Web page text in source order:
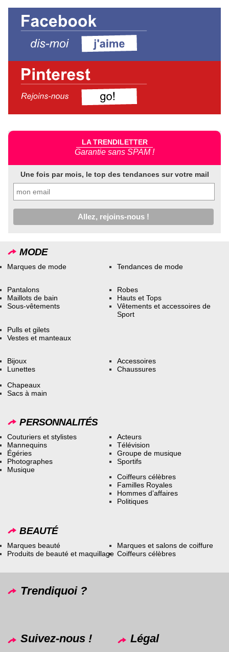
LA TRENDILETTER
Garantie sans SPAM !
Une fois par mois, le top des tendances sur votre mail
MODE
Marques de mode Tendances de mode
Pantalons
Maillots de bain
Sous-vêtements
Robes
Hauts et Tops
Vêtements et accessoires de
Sport
Pulls et gilets
Vestes et manteaux
Bijoux
Lunettes
Accessoires
Chaussures
Chapeaux
Sacs à main
PERSONNALITÉS
Couturiers et stylistes
Mannequins
Égéries
Photographes
Musique
Acteurs
Télévision
Groupe de musique
Sportifs
Coiffeurs célèbres
Familles Royales
Hommes d’affaires
Politiques
BEAUTÉ
Marques beauté
Produits de beauté et maquillage
Marques et salons de coiffure
Coiffeurs célèbres
Trendiquoi ?
Suivez-nous ! Légal